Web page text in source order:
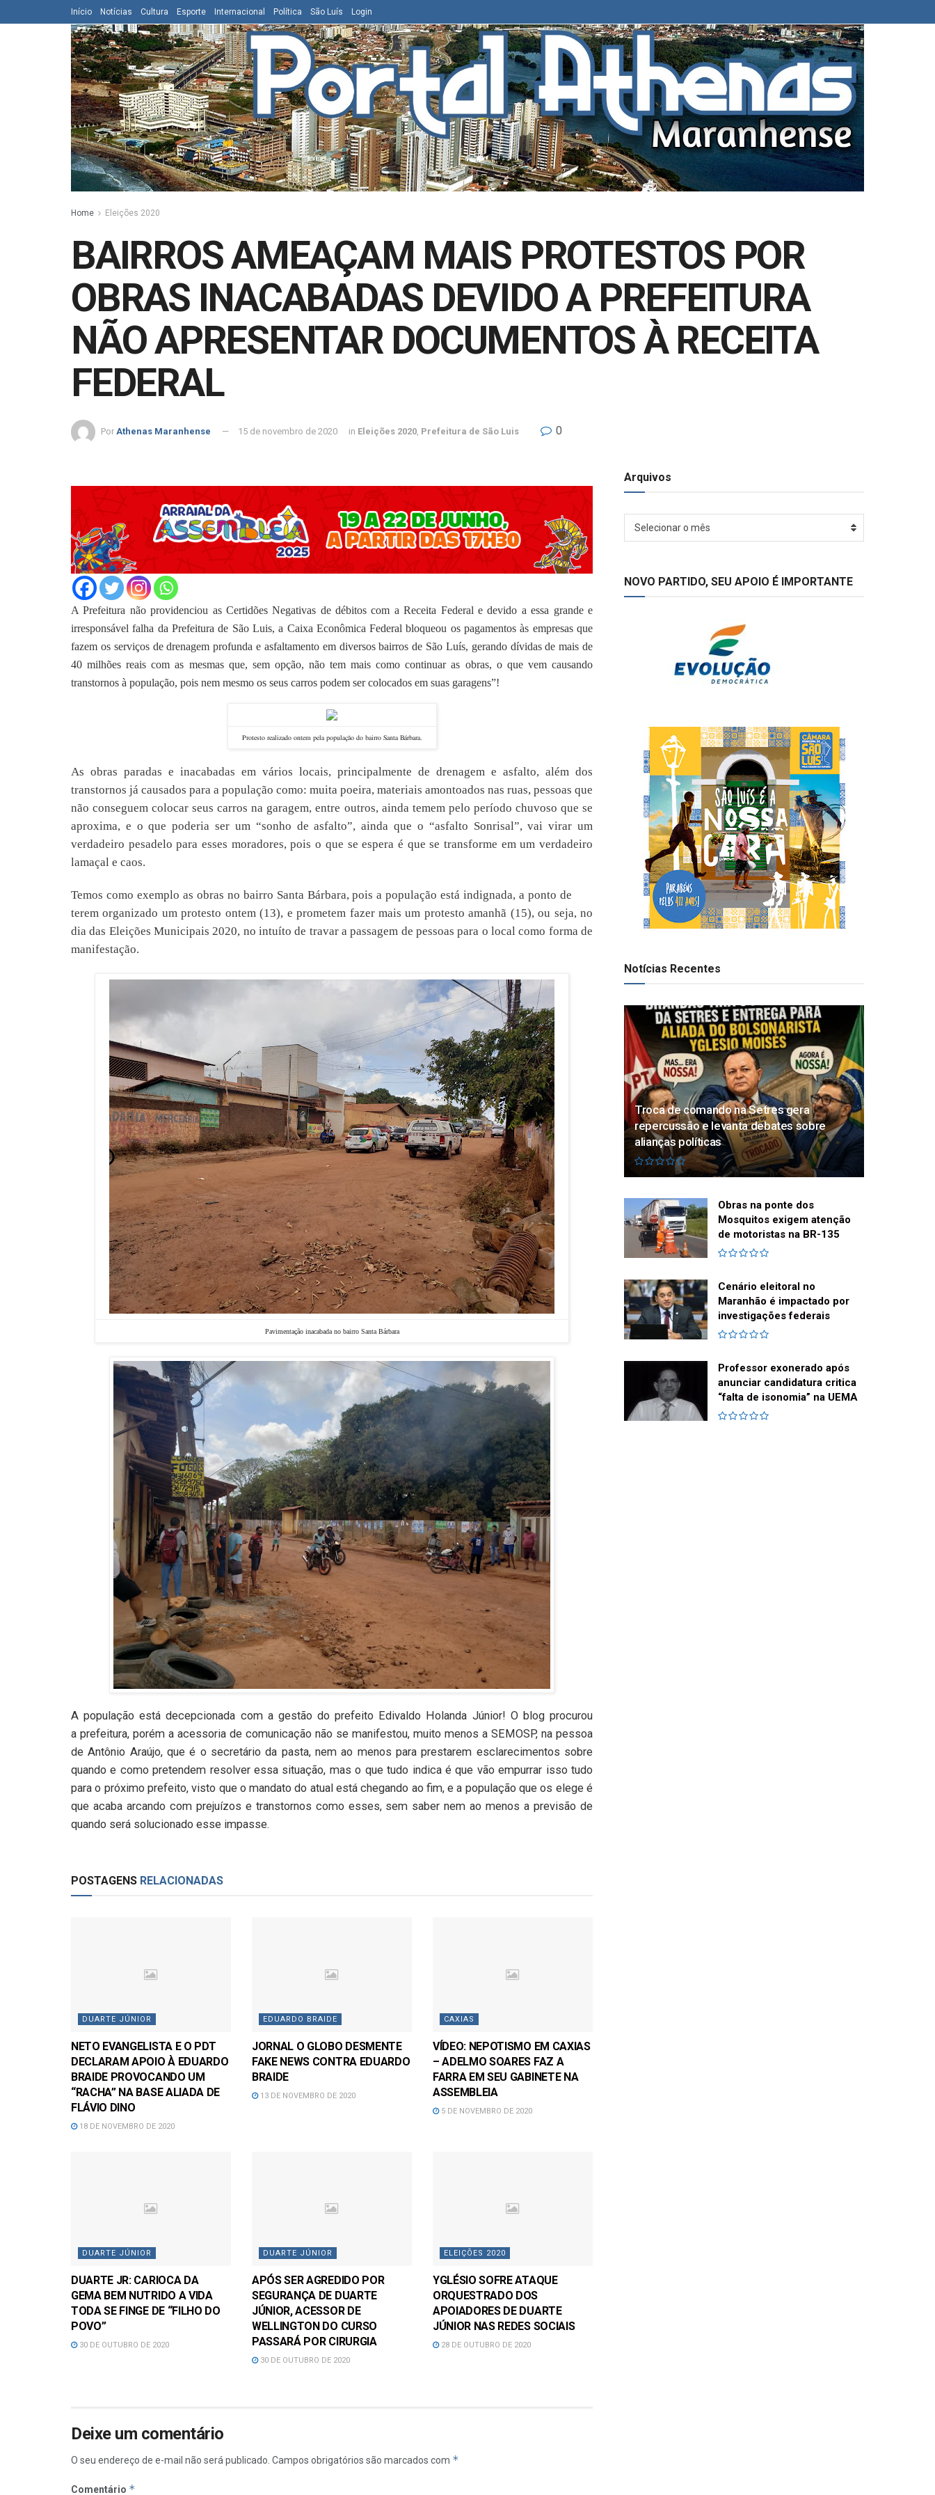
Início Notícias Cultura Esporte Internacional Política São Luís Login
Home Eleições 2020
BAIRROS AMEAÇAM MAIS PROTESTOS POR
OBRAS INACABADAS DEVIDO A PREFEITURA
NÃO APRESENTAR DOCUMENTOS À RECEITA
FEDERAL
Por Athenas Maranhense 15 de novembro de 2020 in Eleições 2020, Prefeitura de São Luis 0
A Prefeitura não providenciou as Certidões Negativas de débitos com a Receita Federal e devido a essa grande e
irresponsável falha da Prefeitura de São Luis, a Caixa Econômica Federal bloqueou os pagamentos às empresas que
fazem os serviços de drenagem profunda e asfaltamento em diversos bairros de São Luís, gerando dívidas de mais de
40 milhões reais com as mesmas que, sem opção, não tem mais como continuar as obras, o que vem causando
transtornos à população, pois nem mesmo os seus carros podem ser colocados em suas garagens”!
Protesto realizado ontem pela população do bairro Santa Bárbara.
As obras paradas e inacabadas em vários locais, principalmente de drenagem e asfalto, além dos
transtornos já causados para a população como: muita poeira, materiais amontoados nas ruas, pessoas que
não conseguem colocar seus carros na garagem, entre outros, ainda temem pelo período chuvoso que se
aproxima, e o que poderia ser um “sonho de asfalto”, ainda que o “asfalto Sonrisal”, vai virar um
verdadeiro pesadelo para esses moradores, pois o que se espera é que se transforme em um verdadeiro
lamaçal e caos.
Temos como exemplo as obras no bairro Santa Bárbara, pois a população está indignada, a ponto de
terem organizado um protesto ontem (13), e prometem fazer mais um protesto amanhã (15), ou seja, no
dia das Eleições Municipais 2020, no intuíto de travar a passagem de pessoas para o local como forma de
manifestação.
Pavimentação inacabada no bairro Santa Bárbara
A população está decepcionada com a gestão do prefeito Edivaldo Holanda Júnior! O blog procurou
a prefeitura, porém a acessoria de comunicação não se manifestou, muito menos a SEMOSP, na pessoa
de Antônio Araújo, que é o secretário da pasta, nem ao menos para prestarem esclarecimentos sobre
quando e como pretendem resolver essa situação, mas o que tudo indica é que vão empurrar isso tudo
para o próximo prefeito, visto que o mandato do atual está chegando ao fim, e a população que os elege é
que acaba arcando com prejuízos e transtornos como esses, sem saber nem ao menos a previsão de
quando será solucionado esse impasse.
POSTAGENS RELACIONADAS
DUARTE JÚNIOR
NETO EVANGELISTA E O PDT
DECLARAM APOIO À EDUARDO
BRAIDE PROVOCANDO UM
“RACHA” NA BASE ALIADA DE
FLÁVIO DINO
18 DE NOVEMBRO DE 2020
EDUARDO BRAIDE
JORNAL O GLOBO DESMENTE
FAKE NEWS CONTRA EDUARDO
BRAIDE
13 DE NOVEMBRO DE 2020
CAXIAS
VÍDEO: NEPOTISMO EM CAXIAS
– ADELMO SOARES FAZ A
FARRA EM SEU GABINETE NA
ASSEMBLEIA
5 DE NOVEMBRO DE 2020
DUARTE JÚNIOR
DUARTE JR: CARIOCA DA
GEMA BEM NUTRIDO A VIDA
TODA SE FINGE DE “FILHO DO
POVO”
30 DE OUTUBRO DE 2020
DUARTE JÚNIOR
APÓS SER AGREDIDO POR
SEGURANÇA DE DUARTE
JÚNIOR, ACESSOR DE
WELLINGTON DO CURSO
PASSARÁ POR CIRURGIA
30 DE OUTUBRO DE 2020
ELEIÇÕES 2020
YGLÉSIO SOFRE ATAQUE
ORQUESTRADO DOS
APOIADORES DE DUARTE
JÚNIOR NAS REDES SOCIAIS
28 DE OUTUBRO DE 2020
Deixe um comentário
O seu endereço de e-mail não será publicado. Campos obrigatórios são marcados com *
Comentário *
Arquivos
Arquivos
Selecionar o mês
NOVO PARTIDO, SEU APOIO É IMPORTANTE
Notícias Recentes
Troca de comando na Setres gera
repercussão e levanta debates sobre
alianças políticas
Obras na ponte dos
Mosquitos exigem atenção
de motoristas na BR-135
Cenário eleitoral no
Maranhão é impactado por
investigações federais
Professor exonerado após
anunciar candidatura critica
“falta de isonomia” na UEMA